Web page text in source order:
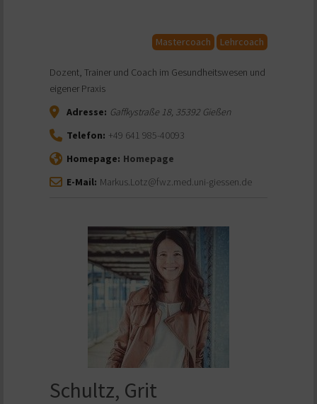
Mastercoach Lehrcoach
Dozent, Trainer und Coach im Gesundheitswesen und
eigener Praxis
Adresse: Gaffkystraße 18, 35392 Gießen
Telefon: +49 641 985-40093
Homepage: Homepage
E-Mail: Markus.Lotz@fwz.med.uni-giessen.de
Schultz, Grit